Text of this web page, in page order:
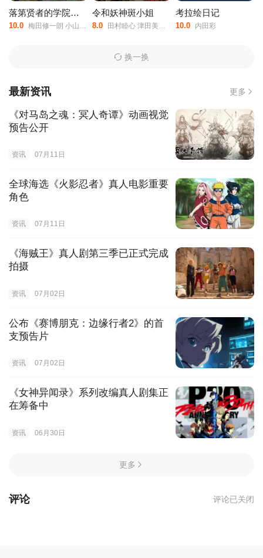
落第贤者的学院无双第二回转生，S等级作弊魔术师冒险记
10.0 梅田修一朗 小山内怜央 白石晴香 加藤英美里 平川大辅
令和妖神斑小姐
8.0 田村睦心 津田美波 寺泽百花 寺杣昌纪
考拉绘日记
10.0 内田彩
换一换
最新资讯 更多
《对马岛之魂：冥人奇谭》动画视觉
预告公开
资讯 07月11日
全球海选《火影忍者》真人电影重要
角色
资讯 07月11日
《海贼王》真人剧第三季已正式完成
拍摄
资讯 07月02日
公布《赛博朋克：边缘行者2》的首
支预告片
资讯 07月02日
《女神异闻录》系列改编真人剧集正
在筹备中
资讯 06月30日
更多
评论 评论已关闭